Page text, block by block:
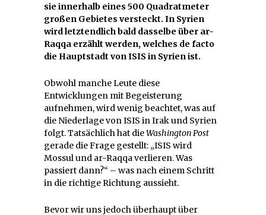
sie innerhalb eines 500 Quadratmeter
großen Gebietes versteckt. In Syrien
wird letztendlich bald dasselbe über ar-
Raqqa erzählt werden, welches de facto
die Hauptstadt von ISIS in Syrien ist.
Obwohl manche Leute diese
Entwicklungen mit Begeisterung
aufnehmen, wird wenig beachtet, was auf
die Niederlage von ISIS in Irak und Syrien
folgt. Tatsächlich hat dieWashington Post
gerade die Frage gestellt: „ISIS wird
Mossul und ar-Raqqa verlieren. Was
passiert dann?“ – was nach einem Schritt
in die richtige Richtung aussieht.
Bevor wir uns jedoch überhaupt über